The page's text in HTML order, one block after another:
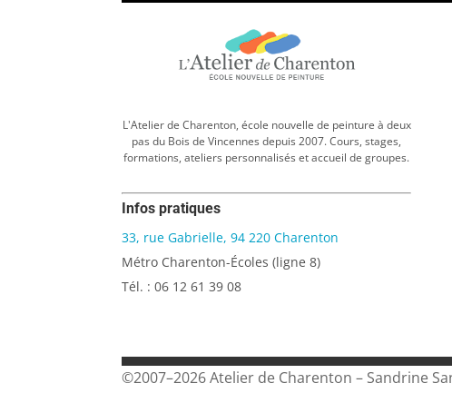
L'Atelier de Charenton, école nouvelle de peinture à deux
pas du Bois de Vincennes depuis 2007. Cours, stages,
formations, ateliers personnalisés et accueil de groupes.
Infos pratiques
33, rue Gabrielle, 94 220 Charenton
Métro Charenton-Écoles (ligne 8)
Tél. : 06 12 61 39 08
©2007–2026 Atelier de Charenton – Sandrine